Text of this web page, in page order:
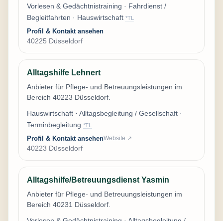
Vorlesen & Gedächtnistraining · Fahrdienst /
Begleitfahrten · Hauswirtschaft *TL
Profil & Kontakt ansehen
40225 Düsseldorf
Alltagshilfe Lehnert
Anbieter für Pflege- und Betreuungsleistungen im
Bereich 40223 Düsseldorf.
Hauswirtschaft · Alltagsbegleitung / Gesellschaft ·
Terminbegleitung *TL
Profil & Kontakt ansehenWebsite ↗
40223 Düsseldorf
Alltagshilfe/Betreuungsdienst Yasmin
Anbieter für Pflege- und Betreuungsleistungen im
Bereich 40231 Düsseldorf.